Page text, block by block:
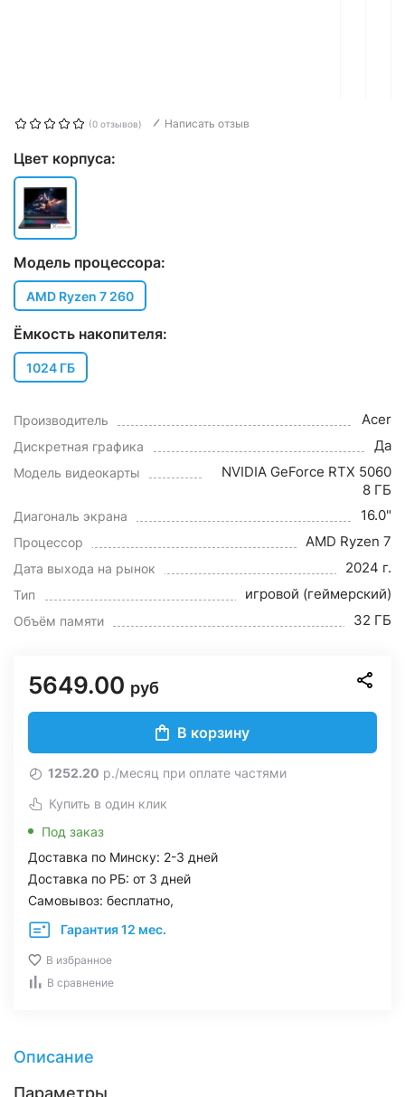
(0 отзывов) Написать отзыв
Цвет корпуса:
Модель процессора:
AMD Ryzen 7 260
Ёмкость накопителя:
1024 ГБ
Производитель Acer
Дискретная графика Да
Модель видеокарты
NVIDIA GeForce RTX 5060
8 ГБ
Диагональ экрана 16.0"
Процессор AMD Ryzen 7
Дата выхода на рынок 2024 г.
Тип игровой (геймерский)
Объём памяти 32 ГБ
5649.00 руб
В корзину
1252.20 р./месяц при оплате частями
Купить в один клик
Под заказ
Доставка по Минску: 2-3 дней
Доставка по РБ: от 3 дней
Самовывоз: бесплатно,
Гарантия 12 мес.
В избранное
В сравнение
Описание
Параметры